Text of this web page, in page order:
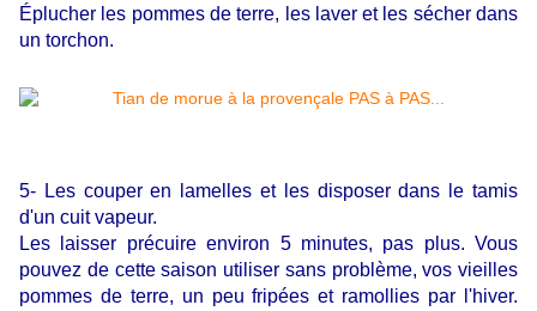
Éplucher les pommes de terre, les laver et les sécher dans
un torchon.
5- Les couper en lamelles et les disposer dans le tamis
d'un cuit vapeur.
Les laisser précuire environ 5 minutes, pas plus. Vous
pouvez de cette saison utiliser sans problème, vos vieilles
pommes de terre, un peu fripées et ramollies par l'hiver.